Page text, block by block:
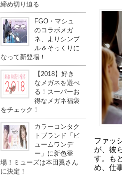
締め切り迫る
FGO・マシュ
のコラボメガ
ネ、よりシンプ
ル＆そっくりに
なって新登場！
【2018】好き
なメガネを選べ
る！スーパーお
得なメガネ福袋
をチェック！
カラーコンタク
トブランド「ビ
ュームワンデ
ー」に新色登
場！ミューズは本田翼さん
に決定！
ファッ
が、彼
す。も
め、仕